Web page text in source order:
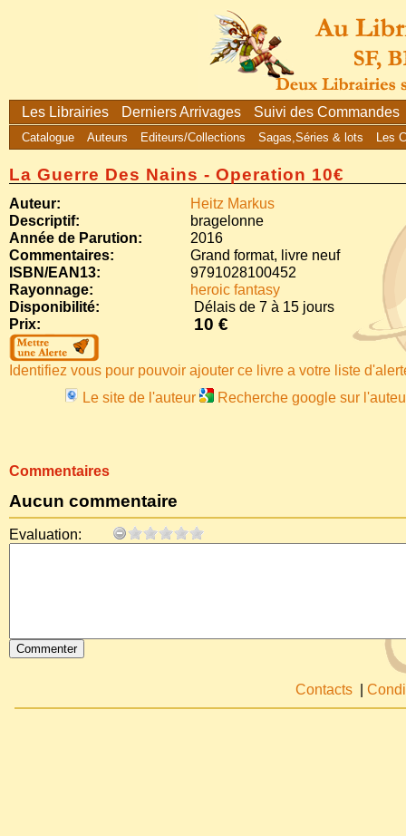
Les Librairies Derniers Arrivages Suivi des Commandes
Catalogue Auteurs Editeurs/Collections Sagas,Séries & lots Les
La Guerre Des Nains - Operation 10€
Auteur:
Heitz Markus
Descriptif:
bragelonne
Année de Parution:
2016
Commentaires:
Grand format, livre neuf
ISBN/EAN13:
9791028100452
Rayonnage:
heroic fantasy
Disponibilité:
Délais de 7 à 15 jours
Prix:
10 €
Identifiez vous pour pouvoir ajouter ce livre a votre liste
Le site de l'auteur
Recherche google sur
Commentaires
Aucun commentaire
Evaluation:
Contacts |